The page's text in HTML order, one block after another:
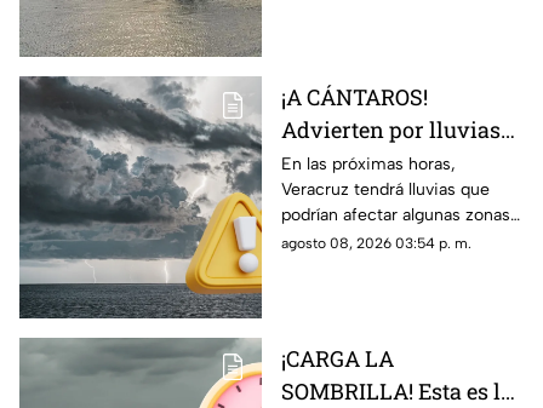
clima en los diferentes
municipios de la entidad.
¡A CÁNTAROS!
Advierten por lluvias
MUY FUERTES en
Veracruz durante las
próximas horas; esto
sabemos
En las próximas horas,
Veracruz tendrá lluvias que
podrían afectar algunas zonas
de la región; en TV Azteca
agosto 08, 2026 03:54 p. m.
¡CARGA LA
SOMBRILLA! Esta es la